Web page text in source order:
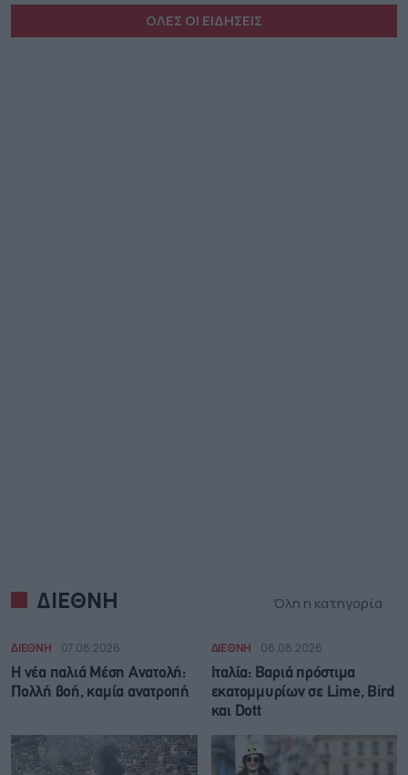
ΟΛΕΣ ΟΙ ΕΙΔΗΣΕΙΣ
ΔΙΕΘΝΗ Όλη η κατηγορία
ΔΙΕΘΝΗ 07.08.2026
Η νέα παλιά Μέση Ανατολή:
Πολλή βοή, καμία ανατροπή
ΔΙΕΘΝΗ 06.08.2026
Ιταλία: Βαριά πρόστιμα
εκατομμυρίων σε Lime, Bird
και Dott